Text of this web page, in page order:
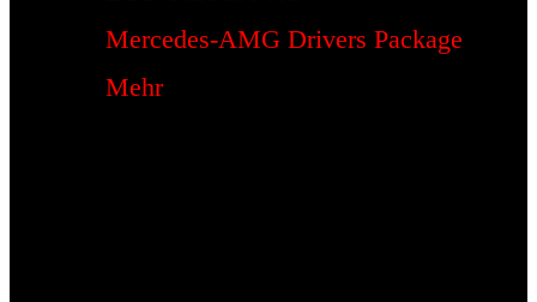
Mercedes-AMG Drivers Package
Mehr